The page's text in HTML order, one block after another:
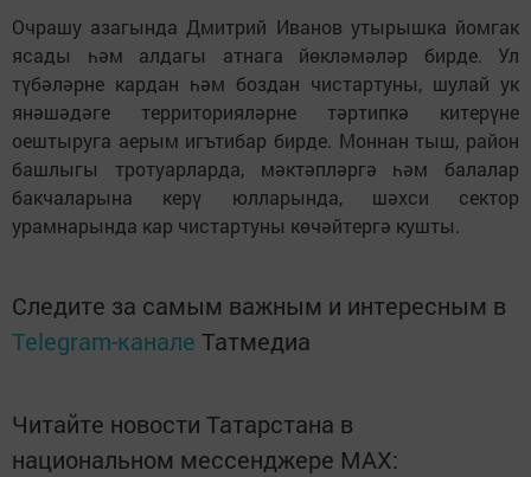
Очрашу азагында Дмитрий Иванов утырышка йомгак
ясады һәм алдагы атнага йөкләмәләр бирде. Ул
түбәләрне кардан һәм боздан чистартуны, шулай ук
янәшәдәге территорияләрне тәртипкә китерүне
оештыруга аерым игътибар бирде. Моннан тыш, район
башлыгы тротуарларда, мәктәпләргә һәм балалар
бакчаларына керү юлларында, шәхси сектор
урамнарында кар чистартуны көчәйтергә кушты.
Следите за самым важным и интересным в
Telegram-канале Татмедиа
Читайте новости Татарстана в
национальном мессенджере MАХ: